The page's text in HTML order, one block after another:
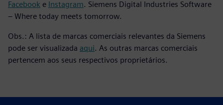
Facebook e Instagram. Siemens Digital Industries Software
– Where today meets tomorrow.
Obs.: A lista de marcas comerciais relevantes da Siemens
pode ser visualizada aqui. As outras marcas comerciais
pertencem aos seus respectivos proprietários.